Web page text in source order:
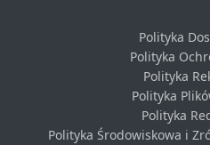
Polityka
Polityka
Polityka
Polityka
Polityka
Polityka Środowiskowa i